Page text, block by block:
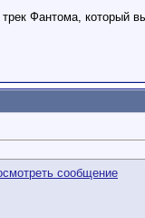
Фантома, который